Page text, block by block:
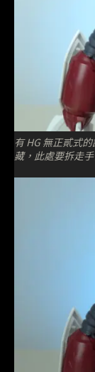
有 HG 無正貳式
藏，此處要拆走